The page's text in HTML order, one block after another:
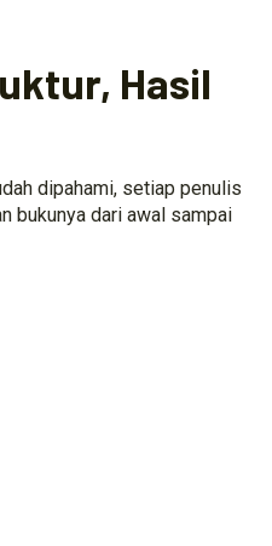
Hasil
dipahami, setiap penulis
bukunya dari awal sampai